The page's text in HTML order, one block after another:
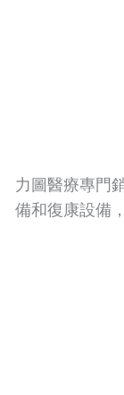
力圖醫療專門
備和復康設備